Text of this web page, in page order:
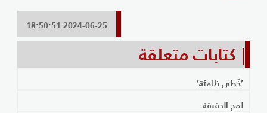
2024-06-25 18:50:51
كتابات متعلقة
’خُطى ظامئة’
لمح الحقيقة